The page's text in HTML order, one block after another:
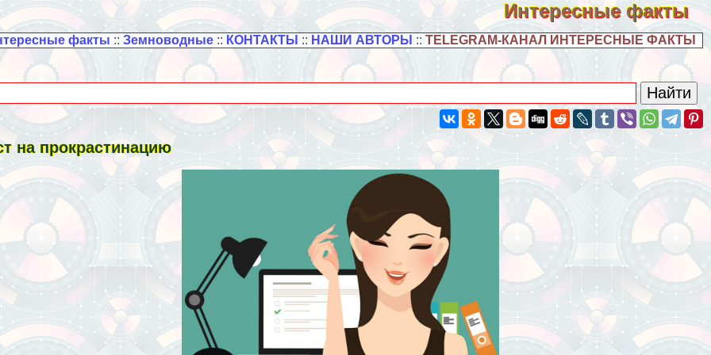
Интересные факты
факты :: Земноводные:: КОНТАКТЫ :: НАШИ АВТОРЫ :: TELEGRAM-КАНАЛ ИНТЕРЕСНЫЕ ФАКТЫ
на прокрастинацию